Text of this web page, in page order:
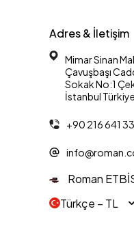
Adres & İletişim
Mimar Sinan
Çavuşbaşı
Sokak No:1
İstanbul Türkiye
+90 216 641
Roman
Türkçe − TL